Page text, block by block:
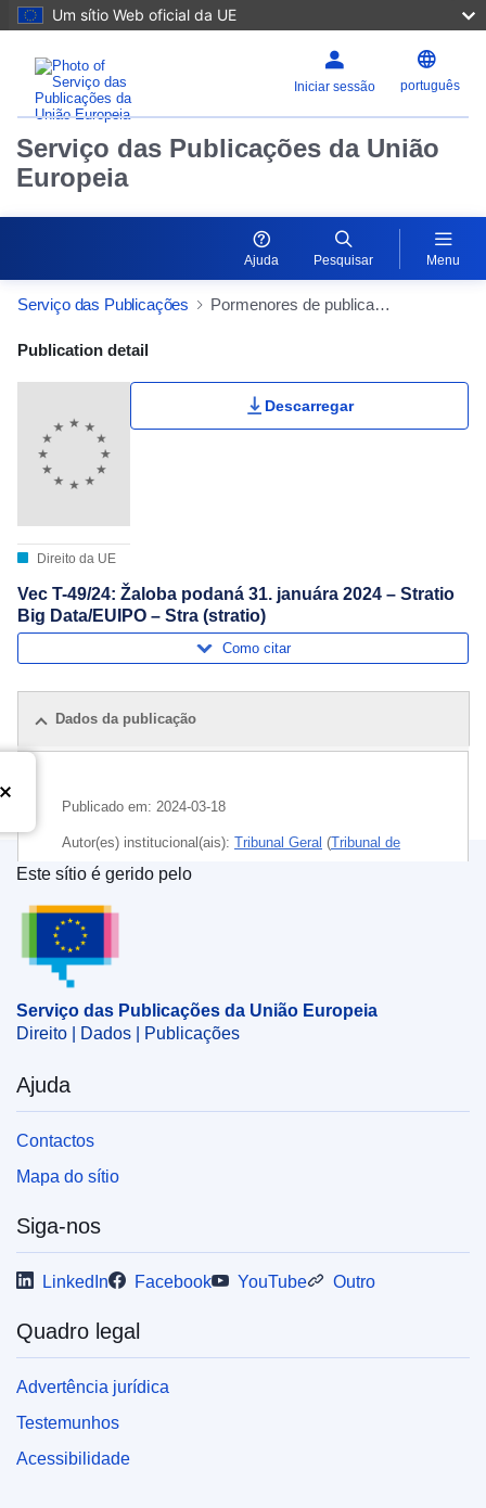
Um sítio Web oficial da UE
Iniciar sessão português
Serviço das Publicações da União
Europeia
Ajuda Pesquisar Menu
Serviço das Publicações Pormenores de publicação
Publication Detail Actions Portlet
Publication detail
Direito da UE
Descarregar
Vec T-49/24: Žaloba podaná 31. januára 2024 – Stratio
Big Data/EUIPO – Stra (stratio)
Como citar
Dados da publicação
Publicado em: 2024-03-18
Autor(es) institucional(ais): Tribunal Geral (Tribunal de
Justiça da União Europeia
Tema:comercialização
produtos industriais
da UE,
CELEX : 62024TN0049
ELI :C/2024/2055/oj
IMMC : REQ-T-0049-2024
pdfa2a
Serviço das Publicações da União Europeia
Este sítio é gerido pelo
Serviço das Publicações da União Europeia
Direito | Dados | Publicações
Ajuda
Contactos
Mapa do sítio
Siga-nos
LinkedIn Facebook YouTube Outro
Quadro legal
Advertência jurídica
Testemunhos
Acessibilidade